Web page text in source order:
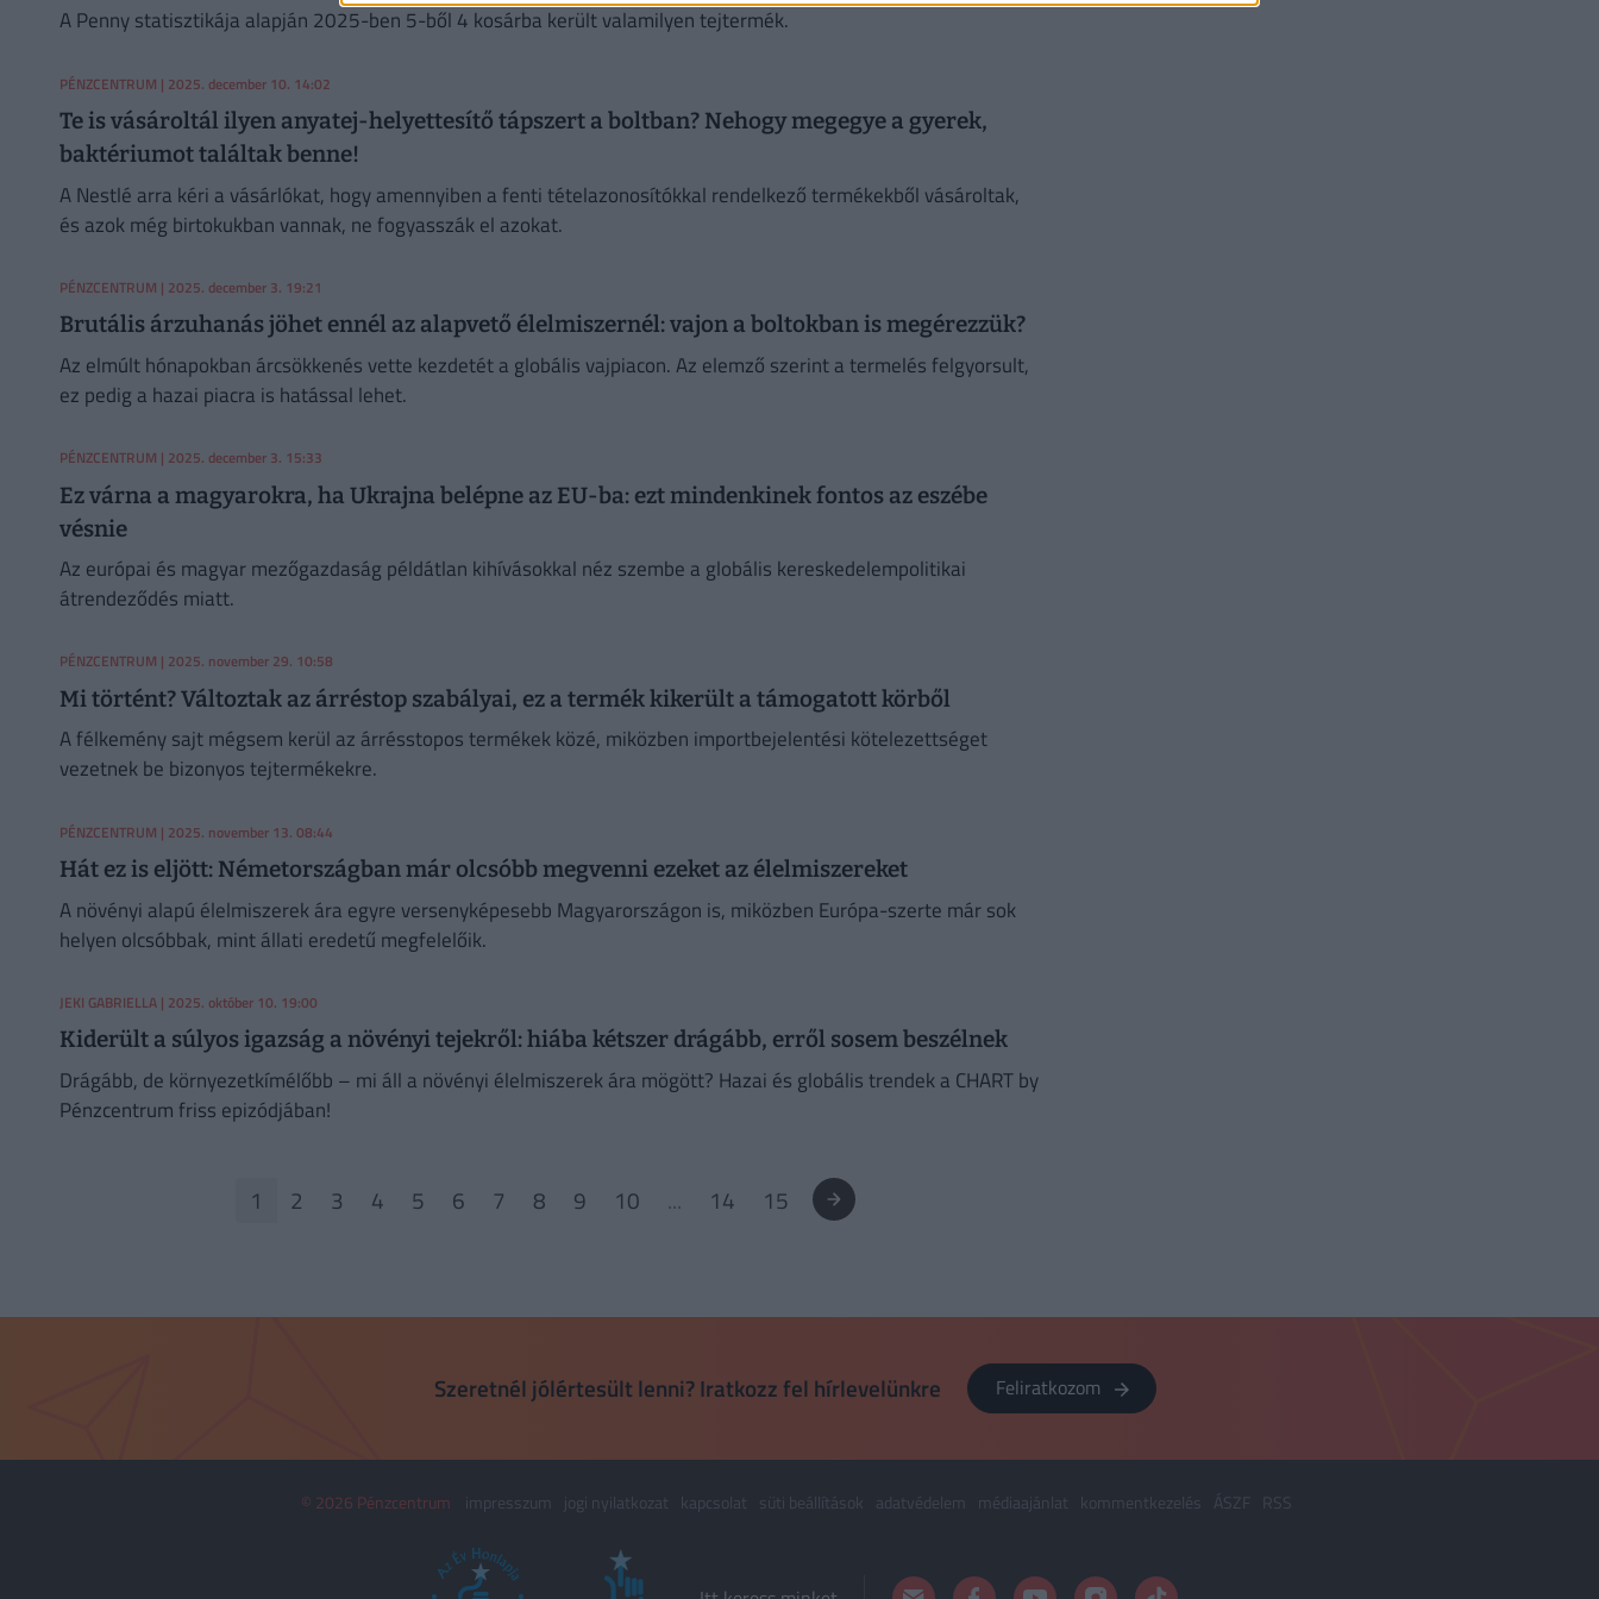
A Penny statisztikája alapján 2025-ben 5-ből 4 kosárba került valamilyen tejtermék.
PÉNZCENTRUM | 2025. december 10. 14:02
Te is vásároltál ilyen anyatej-helyettesítő tápszert a boltban? Nehogy megegye a gyerek,
baktériumot találtak benne!
A Nestlé arra kéri a vásárlókat, hogy amennyiben a fenti tételazonosítókkal rendelkező termékekből vásároltak,
és azok még birtokukban vannak, ne fogyasszák el azokat.
PÉNZCENTRUM | 2025. december 3. 19:21
Brutális árzuhanás jöhet ennél az alapvető élelmiszernél: vajon a boltokban is megérezzük?
Az elmúlt hónapokban árcsökkenés vette kezdetét a globális vajpiacon. Az elemző szerint a termelés felgyorsult,
ez pedig a hazai piacra is hatással lehet.
PÉNZCENTRUM | 2025. december 3. 15:33
Ez várna a magyarokra, ha Ukrajna belépne az EU-ba: ezt mindenkinek fontos az eszébe
vésnie
Az európai és magyar mezőgazdaság példátlan kihívásokkal néz szembe a globális kereskedelempolitikai
átrendeződés miatt.
PÉNZCENTRUM | 2025. november 29. 10:58
Mi történt? Változtak az árréstop szabályai, ez a termék kikerült a támogatott körből
A félkemény sajt mégsem kerül az árrésstopos termékek közé, miközben importbejelentési kötelezettséget
vezetnek be bizonyos tejtermékekre.
PÉNZCENTRUM | 2025. november 13. 08:44
Hát ez is eljött: Németországban már olcsóbb megvenni ezeket az élelmiszereket
A növényi alapú élelmiszerek ára egyre versenyképesebb Magyarországon is, miközben Európa-szerte már sok
helyen olcsóbbak, mint állati eredetű megfelelőik.
JEKI GABRIELLA | 2025. október 10. 19:00
Kiderült a súlyos igazság a növényi tejekről: hiába kétszer drágább, erről sosem beszélnek
Drágább, de környezetkímélőbb – mi áll a növényi élelmiszerek ára mögött? Hazai és globális trendek a CHART by
Pénzcentrum friss epizódjában!
1 2 3 4 5 6 7 8 9 10 ... 14 15
Szeretnél jólértesült lenni? Iratkozz fel hírlevelünkre Feliratkozom
© 2026 Pénzcentrum impresszum jogi nyilatkozat kapcsolat süti beállítások adatvédelem médiaajánlat kommentkezelés ÁSZF RSS